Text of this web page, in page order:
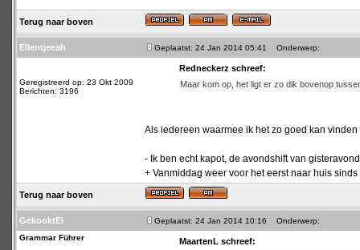
Terug naar boven
Ellentjeeah Geplaatst: 24 Jan 2014 05:41 Onderwerp:
Geregistreerd op: 23 Okt 2009
Berichten: 3196
Redneckerz schreef:
Maar kom op, het ligt er zo dik bovenop
Als iedereen waarmee ik het zo goed kan
- Ik ben echt kapot, de avondshift van
+ Vanmiddag weer voor het eerst naar huis
Terug naar boven
GekooktEi Geplaatst: 24 Jan 2014 10:16
Onderwerp:
Grammar Führer
MaartenL schreef: